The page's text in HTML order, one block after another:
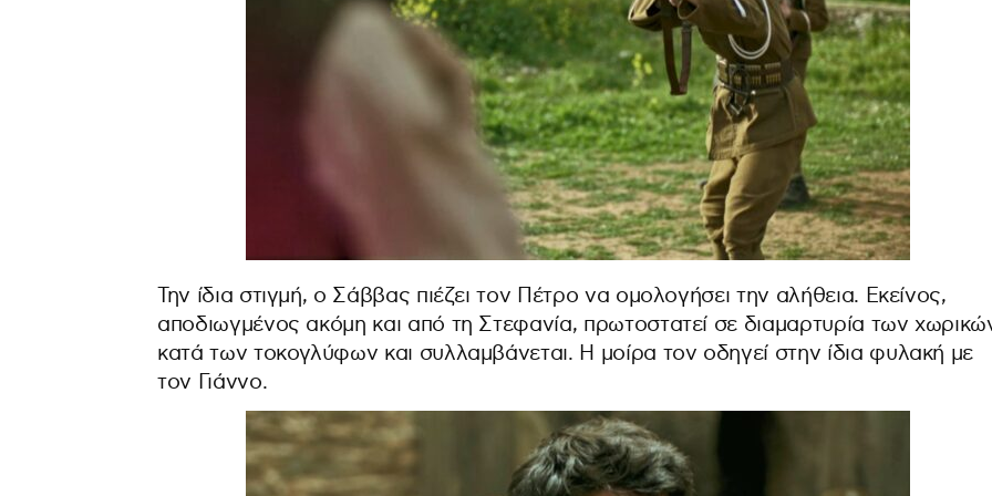
Την ίδια στιγμή, ο Σάββας πιέζει τον Πέτρο να ομολογήσει την αλήθεια. Εκείνος,
αποδιωγμένος ακόμη και από τη Στεφανία, πρωτοστατεί σε διαμαρτυρία των
κατά των τοκογλύφων και συλλαμβάνεται. Η μοίρα τον οδηγεί στην ίδια φυλακή με
τον Γιάννο.